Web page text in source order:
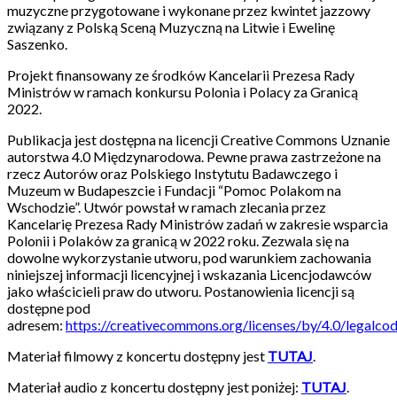
muzyczne przygotowane i wykonane przez kwintet jazzowy
związany z Polską Sceną Muzyczną na Litwie i Ewelinę
Saszenko.
Projekt finansowany ze środków Kancelarii Prezesa Rady
Ministrów w ramach konkursu Polonia i Polacy za Granicą
2022.
Publikacja jest dostępna na licencji Creative Commons Uznanie
autorstwa 4.0 Międzynarodowa. Pewne prawa zastrzeżone na
rzecz Autorów oraz Polskiego Instytutu Badawczego i
Muzeum w Budapeszcie i Fundacji “Pomoc Polakom na
Wschodzie”. Utwór powstał w ramach zlecania przez
Kancelarię Prezesa Rady Ministrów zadań w zakresie wsparcia
Polonii i Polaków za granicą w 2022 roku. Zezwala się na
dowolne wykorzystanie utworu, pod warunkiem zachowania
niniejszej informacji licencyjnej i wskazania Licencjodawców
jako właścicieli praw do utworu. Postanowienia licencji są
dostępne pod
adresem: https://creativecommons.org/licenses/by/4.0/
Materiał filmowy z koncertu dostępny jest TUTAJ.
Materiał audio z koncertu dostępny jest poniżej: TUTAJ.